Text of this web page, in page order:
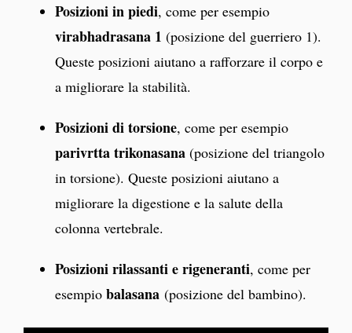
Posizioni in piedi, come per esempio
virabhadrasana 1 (posizione del guerriero 1).
Queste posizioni aiutano a rafforzare il corpo e
a migliorare la stabilità.
Posizioni di torsione, come per esempio
parivrtta trikonasana (posizione del triangolo
in torsione). Queste posizioni aiutano a
migliorare la digestione e la salute della
colonna vertebrale.
Posizioni rilassanti e rigeneranti, come per
esempio balasana (posizione del bambino).